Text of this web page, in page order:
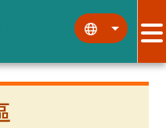
::: :::